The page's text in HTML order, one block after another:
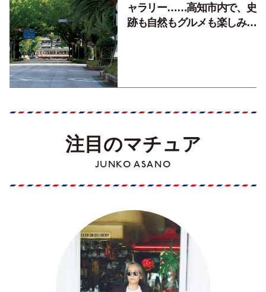
ャラリー……高知市内で、史
跡も自然もグルメも楽しみ尽
注目のマチュア
JUNKO ASANO